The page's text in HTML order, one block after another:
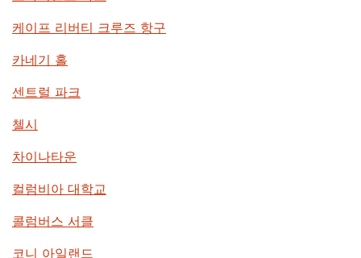
케이프 리버티 크루즈 항구
카네기 홀
센트럴 파크
첼시
차이나타운
컬럼비아 대학교
콜럼버스 서클
코니 아일랜드